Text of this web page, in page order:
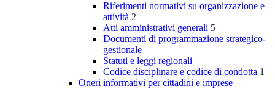
Riferimenti normativi su organizzazione e
attività 2
Atti amministrativi generali 5
Documenti di programmazione strategico-
gestionale
Statuti e leggi regionali
Codice disciplinare e codice di condotta 1
Oneri informativi per cittadini e imprese